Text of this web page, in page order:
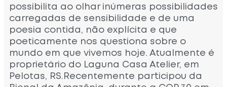
possibilita ao olhar inúmeras possibilidades
carregadas de sensibilidade e de uma
poesia contida, não explícita e que
poeticamente nos questiona sobre o
mundo em que vivemos hoje. Atualmente é
proprietário do Laguna Casa Atelier, em
Pelotas, RS.Recentemente participou da